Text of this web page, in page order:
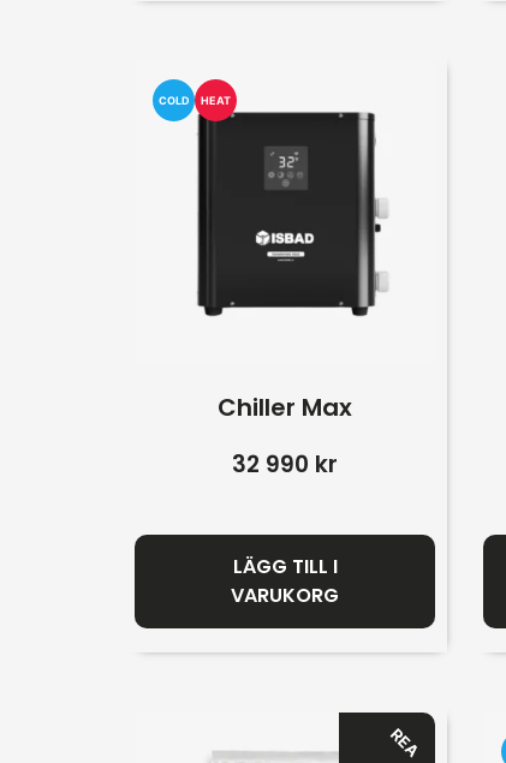
HEAT
COLD
Chiller Max
32 990 kr
LÄGG TILL I
VARUKORG
REA